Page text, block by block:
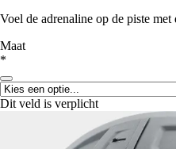
Voel de adrenaline op de piste
Maat
*
Dit veld is verplicht